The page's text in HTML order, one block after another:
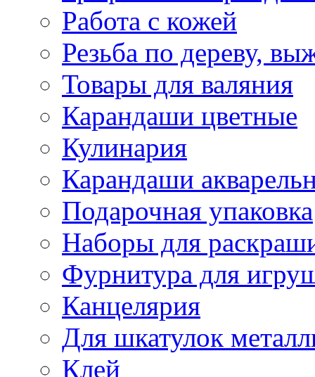
Работа с кожей
Резьба по дереву,
Товары для валяния
Карандаши цветные
Кулинария
Карандаши
Подарочная упаковка
Наборы для
Фурнитура для
Канцелярия
Для шкатулок
Клей